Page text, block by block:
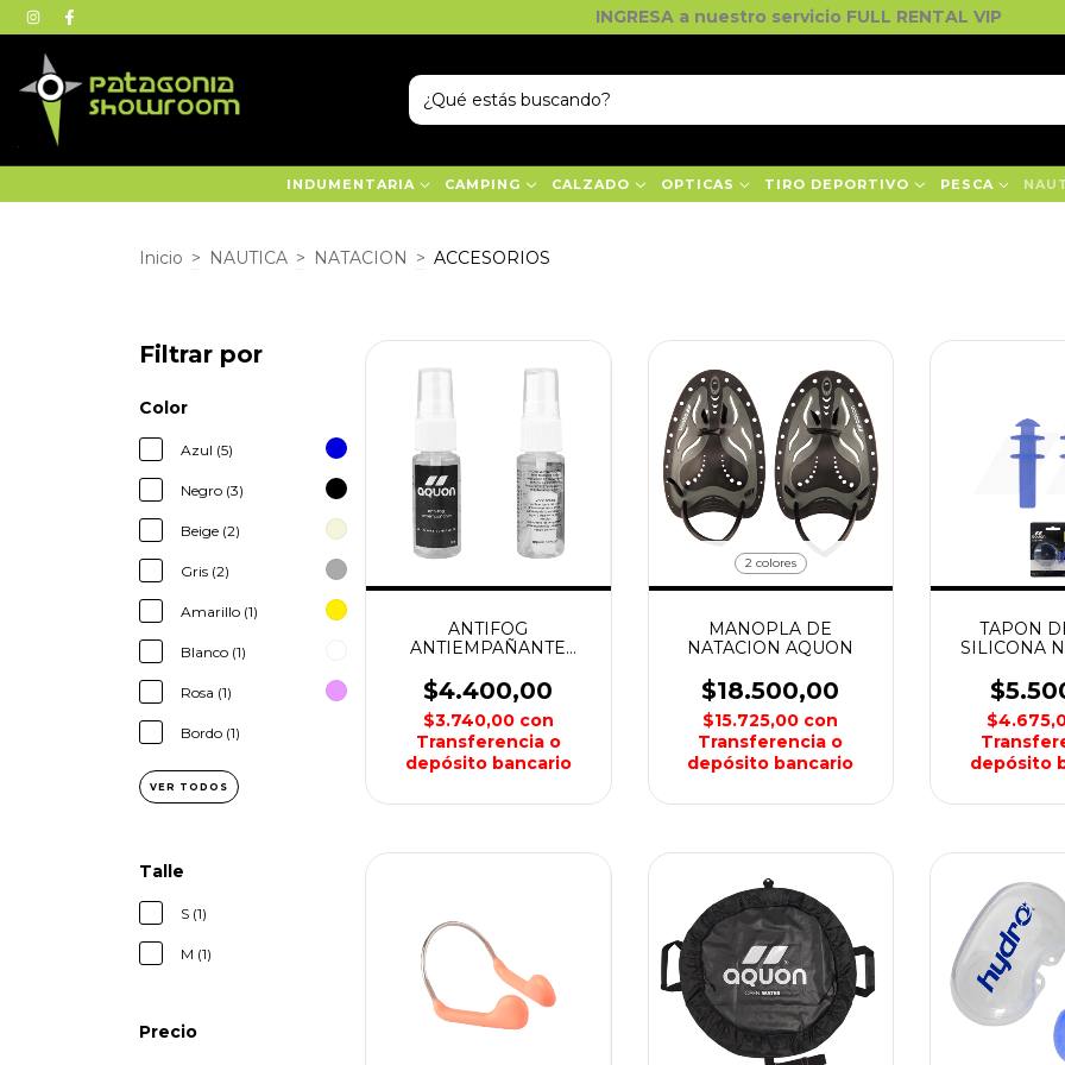
INGRESA a nuestro servicio FULL RENTAL VIP
INDUMENTARIA CAMPING CALZADO OPTICAS TIRO DEPORTIVO PESCA
Inicio > NAUTICA > NATACION > ACCESORIOS
Filtrar por
Color
Azul (5)
Negro (3)
Beige (2)
Gris (2)
Amarillo (1)
Blanco (1)
Rosa (1)
Bordo (1)
VER TODOS
Talle
S (1)
M (1)
Precio
ANTIFOG
ANTIEMPAÑANTE
$4.400,00
$3.740,00 con
Transferencia o
depósito bancario
2 colores
MANOPLA DE
NATACION AQUON
$18.500,00
$15.725,00 con
Transferencia o
depósito bancario
TAPON
SILICONA
depósito